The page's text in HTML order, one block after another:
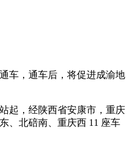
车，通车后，将促进成渝地
起，经陕西省安康市，重庆
、北碚南、重庆西 11 座车